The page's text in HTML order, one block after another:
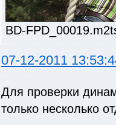
BD-
07-12-2011
Для проверки
только несколько